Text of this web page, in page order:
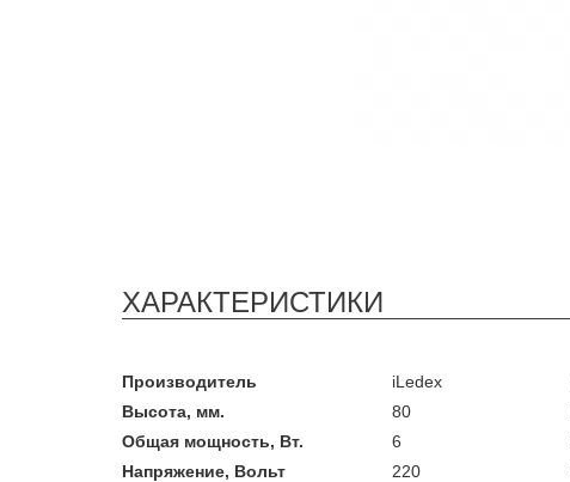
ХАРАКТЕРИСТИКИ
Производитель iLedex
Высота, мм.
80
Общая мощность, Вт.
6
Напряжение, Вольт
220